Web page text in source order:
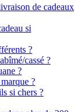
de cadeaux
si
?
cassé ?
?
?
si chers ?